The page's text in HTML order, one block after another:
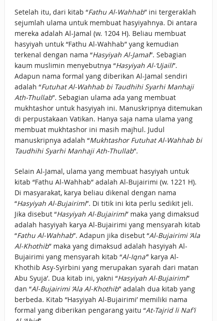
Setelah itu, dari kitab “Fathu Al-Wahhab” ini tergeraklah
sejumlah ulama untuk membuat hasyiyahnya. Di antara
mereka adalah Al-Jamal (w. 1204 H). Beliau membuat
hasyiyah untuk “Fathu Al-Wahhab” yang kemudian
terkenal dengan nama “Hasyiyah Al-Jamal”. Sebagian
kaum muslimin menyebutnya “Hasyiyah Al-‘Ujaili”.
Adapun nama formal yang diberikan Al-Jamal sendiri
adalah “Futuhat Al-Wahhab bi Taudhihi Syarhi Manhaji
Ath-Thullab”. Sebagian ulama ada yang membuat
mukhtashor untuk hasyiyah ini. Manuskripnya ditemukan
di perpustakaan Vatikan. Hanya saja nama ulama yang
membuat mukhtashor ini masih majhul. Judul
manuskripnya adalah “Mukhtashor Futuhat Al-Wahhab bi
Taudhihi Syarhi Manhaji Ath-Thullab”.
Selain Al-Jamal, ulama yang membuat hasyiyah untuk
kitab “Fathu Al-Wahhab” adalah Al-Bujairimi (w. 1221 H).
Di masyarakat, karya beliau dikenal dengan nama
“Hasyiyah Al-Bujairimi”. Di titik ini kita perlu sedikit jeli.
Jika disebut “Hasyiyah Al-Bujairimi” maka yang dimaksud
adalah hasyiyah karya Al-Bujairimi yang mensyarah kitab
“Fathu Al-Wahhab”. Adapun jika disebut “Al-Bujairimi ‘Ala
Al-Khothib” maka yang dimaksud adalah hasyiyah Al-
Bujairimi yang mensyarah kitab “Al-Iqna’” karya Al-
Khothib Asy-Syirbini yang merupakan syarah dari matan
Abu Syuja’. Dua kitab ini, yakni “Hasyiyah Al-Bujairimi”
dan “Al-Bujairimi ‘Ala Al-Khothib” adalah dua kitab yang
berbeda. Kitab “Hasyiyah Al-Bujairimi’ memiliki nama
formal yang diberikan pengarang yaitu “At-Tajrid li Naf’i